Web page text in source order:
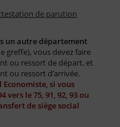
de parution
un autre département
greffe), vous devez faire
ou ressort de départ, et
ou ressort d’arrivée.
si vous
vers le 75, 91, 92, 93 ou
de siège social